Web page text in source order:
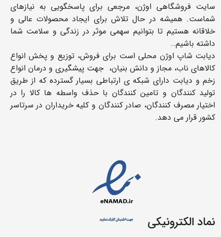
سایت فروشگاهی اوژن، مرجعی برای پاسخگویی به نیازهای
شماست. همیشه در حال تلاش برای ایجاد محصولات عالی و
خلاقانه هستیم تا بتوانیم سهمی موثر در زندگی و سلامت شما
داشته باشیم…
دیابت شاپ اوژن محلی است برای فروش، توزیع و پخش انواع
کالاهای ناب، مجاز و دانش بنیان، جهت پیشگیری و درمان انواع
زخم و دیابت دارای شبکه ی ارتباطی بسیار گسترده که از طریق
تولید کنندگان و تامین کنندگان با حذف واسطه ها کالا را در
اختیار مصرف کنندگان، صادر کنندگان و کلیه خریداران در سرتاسر
کشور قرار می دهد.
نماد الکترونیکی